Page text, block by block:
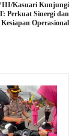
Kasuari Kunjungi
Perkuat Sinergi dan
Kesiapan Operasional